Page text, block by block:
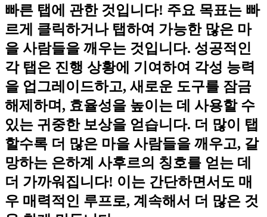
빠른 탭에 관한 것입니다! 주요 목표는 빠
르게 클릭하거나 탭하여 가능한 많은 마
을 사람들을 깨우는 것입니다. 성공적인
각 탭은 진행 상황에 기여하여 각성 능력
을 업그레이드하고, 새로운 도구를 잠금
해제하며, 효율성을 높이는 데 사용할 수
있는 귀중한 보상을 얻습니다. 더 많이 탭
할수록 더 많은 마을 사람들을 깨우고, 갈
망하는 은하계 사후르의 칭호를 얻는 데
더 가까워집니다! 이는 간단하면서도 매
우 매력적인 루프로, 계속해서 더 많은 것